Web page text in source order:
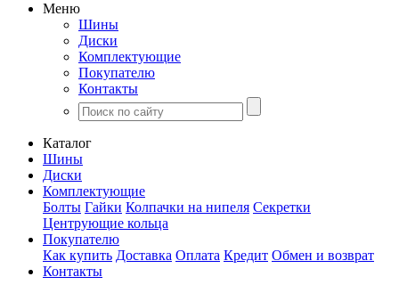
Меню
Шины
Диски
Комплектующие
Покупателю
Контакты
Каталог
Шины
Диски
Комплектующие
Болты Гайки Колпачки на нипеля Секретки
Центрующие кольца
Покупателю
Как купить Доставка Оплата Кредит Обмен и возврат
Контакты